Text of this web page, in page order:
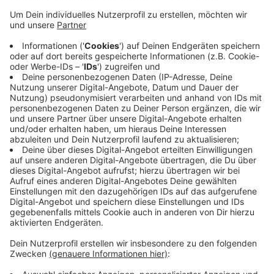
ausgewählt. Dann werden Jury- und
Publikumspreis vergeben. Der Hattinger
Literaturpreis richtet sich an junge Menschen
zwischen 16 und 25 Jahren. Die Stadt vergibt ihn
mittlerweile zum 27. Mal. Die Texte müssen in
deutscher Sprache verfasst und unveröffentlicht
sein. Das Preisgeld beträgt in beiden Kategorien
300 Euro. Frühere Preisträgerinnen wie Nora
Bossong und Nora Gomringer zählen heute fest
zum deutschen Literaturbetrieb.
Veröffentlicht:Dienstag, 29.08.2023 16:49
Anzeige